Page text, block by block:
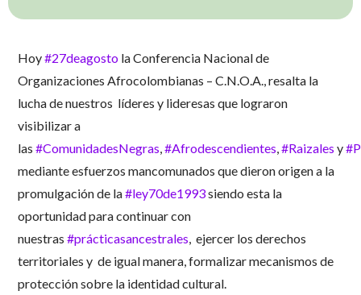
Hoy#27deagosto la Conferencia Nacional de
Organizaciones Afrocolombianas – C.N.O.A., resalta la
lucha de nuestros líderes y lideresas que lograron
visibilizar a
las#ComunidadesNegras,#Afrodescendientes,#Raizales y
mediante esfuerzos mancomunados que dieron origen a la
promulgación de la#ley70de1993siendo esta la
oportunidad para continuar con
nuestras#prácticasancestrales, ejercer los derechos
territoriales y de igual manera, formalizar mecanismos de
protección sobre la identidad cultural.